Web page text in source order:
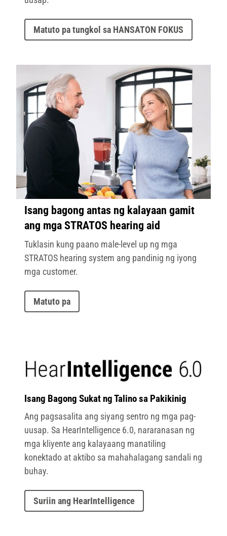
Matuto pa tungkol sa HANSATON FOKUS
Isang bagong antas ng kalayaan gamit
ang mga STRATOS hearing aid
Tuklasin kung paano male-level up ng mga
STRATOS hearing system ang pandinig ng iyong
mga customer.
Matuto pa
Isang Bagong Sukat ng Talino sa Pakikinig
Ang pagsasalita ang siyang sentro ng mga pag-
uusap. Sa HearIntelligence 6.0, nararanasan ng
mga kliyente ang kalayaang manatiling
konektado at aktibo sa mahahalagang sandali ng
buhay.
Suriin ang HearIntelligence